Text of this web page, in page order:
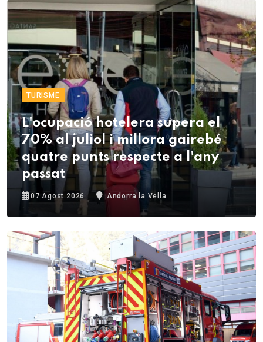
TURISME
L'ocupació hotelera supera el
70% al juliol i millora gairebé
quatre punts respecte a l'any
passat
07 Agost 2026 Andorra la Vella